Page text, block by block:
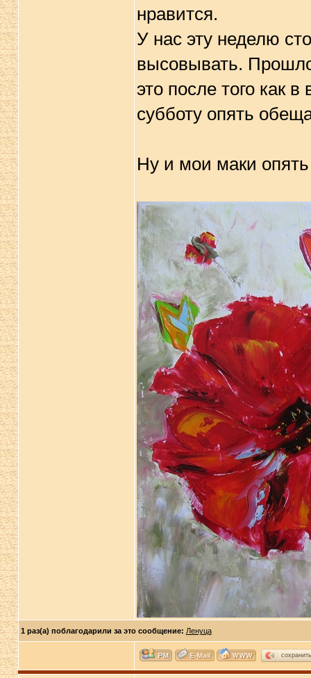
нравится.
У нас эту неделю
высовывать.
это после того как
субботу опять
Ну и мои маки опять
1 раз(а) поблагодарили за это сообщение: Ленуца
сохранить